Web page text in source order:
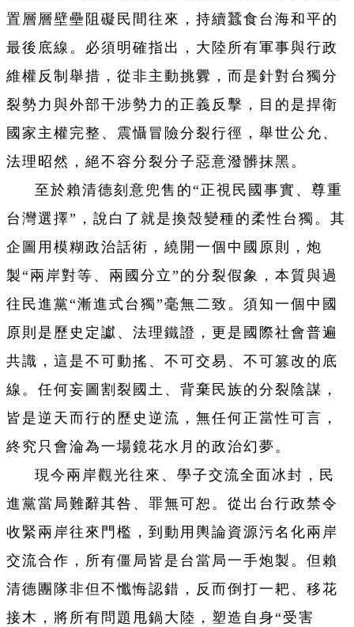
置層層壁壘阻礙民間往來，持續蠶食台海和平的
最後底線。必須明確指出，大陸所有軍事與行政
維權反制舉措，從非主動挑釁，而是針對台獨分
裂勢力與外部干涉勢力的正義反擊，目的是捍衛
國家主權完整、震懾冒險分裂行徑，舉世公允、
法理昭然，絕不容分裂分子惡意潑髒抹黑。
至於賴清德刻意兜售的“正視民國事實、尊重
台灣選擇”，說白了就是換殼變種的柔性台獨。其
企圖用模糊政治話術，繞開一個中國原則，炮
製“兩岸對等、兩國分立”的分裂假象，本質與過
往民進黨“漸進式台獨”毫無二致。須知一個中國
原則是歷史定讞、法理鐵證，更是國際社會普遍
共識，這是不可動搖、不可交易、不可篡改的底
線。任何妄圖割裂國土、背棄民族的分裂陰謀，
皆是逆天而行的歷史逆流，無任何正當性可言，
終究只會淪為一場鏡花水月的政治幻夢。
現今兩岸觀光往來、學子交流全面冰封，民
進黨當局難辭其咎、罪無可恕。從出台行政禁令
收緊兩岸往來門檻，到動用輿論資源污名化兩岸
交流合作，所有僵局皆是台當局一手炮製。但賴
清德團隊非但不懺悔認錯，反而倒打一耙、移花
接木，將所有問題甩鍋大陸，塑造自身“受害